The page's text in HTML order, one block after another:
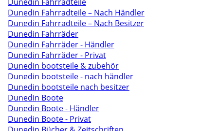
Dunedin Fahrradteile – Nach Händler
Dunedin Fahrradteile – Nach Besitzer
Dunedin Fahrräder
Dunedin Fahrräder - Händler
Dunedin Fahrräder - Privat
Dunedin bootsteile & zubehör
Dunedin bootsteile - nach händler
Dunedin bootsteile nach besitzer
Dunedin Boote
Dunedin Boote - Händler
Dunedin Boote - Privat